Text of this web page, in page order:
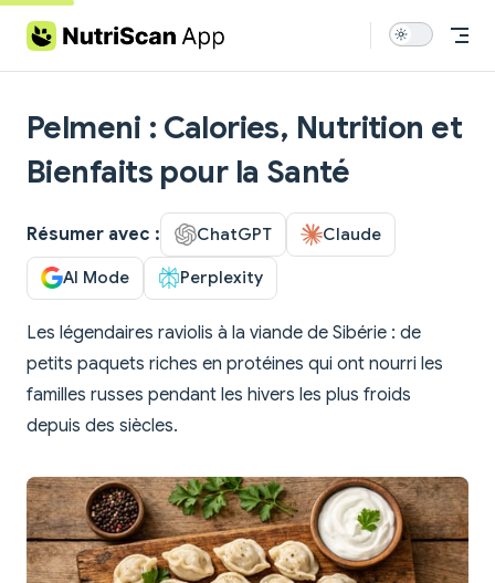
Skip to content
Pelmeni : Calories, Nutrition et
Bienfaits pour la Santé
Résumer avec : ChatGPT Claude
AI Mode Perplexity
Les légendaires raviolis à la viande de Sibérie : de
petits paquets riches en protéines qui ont nourri les
familles russes pendant les hivers les plus froids
depuis des siècles.